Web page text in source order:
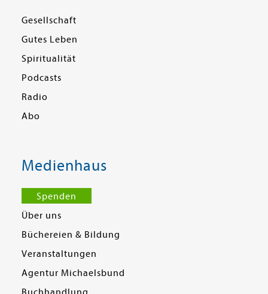
Gesellschaft
Gutes Leben
Spiritualität
Podcasts
Radio
Abo
Medienhaus
Spenden
Über uns
Büchereien & Bildung
Veranstaltungen
Agentur Michaelsbund